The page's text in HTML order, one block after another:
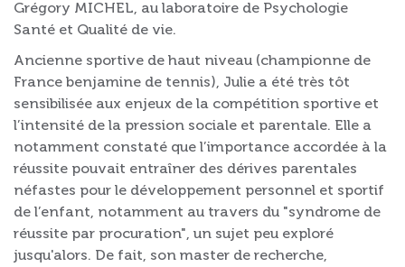
Grégory MICHEL, au laboratoire de Psychologie
Santé et Qualité de vie.
Ancienne sportive de haut niveau (championne de
France benjamine de tennis), Julie a été très tôt
sensibilisée aux enjeux de la compétition sportive et
l’intensité de la pression sociale et parentale. Elle a
notamment constaté que l’importance accordée à la
réussite pouvait entraîner des dérives parentales
néfastes pour le développement personnel et sportif
de l’enfant, notamment au travers du "syndrome de
réussite par procuration", un sujet peu exploré
jusqu'alors. De fait, son master de recherche,